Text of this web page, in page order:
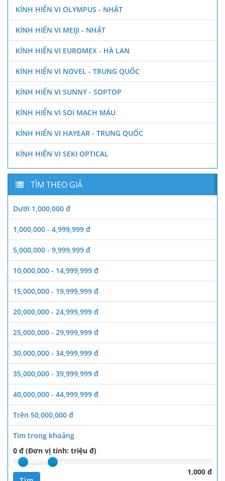
KÍNH HIỂN VI OLYMPUS - NHẬT
KÍNH HIỂN VI MEIJI - NHẬT
KÍNH HIỂN VI EUROMEX - HÀ LAN
KÍNH HIỂN VI NOVEL - TRUNG QUỐC
KÍNH HIỂN VI SUNNY - SOPTOP
KÍNH HIỂN VI SOI MẠCH MÁU
KÍNH HIỂN VI HAYEAR - TRUNG QUỐC
KÍNH HIỂN VI SEKI OPTICAL
TÌM THEO GIÁ
Dưới 1,000,000 đ
1,000,000 - 4,999,999 đ
5,000,000 - 9,999,999 đ
10,000,000 - 14,999,999 đ
15,000,000 - 19,999,999 đ
20,000,000 - 24,999,999 đ
25,000,000 - 29,999,999 đ
30,000,000 - 34,999,999 đ
35,000,000 - 39,999,999 đ
40,000,000 - 44,999,999 đ
Trên 50,000,000 đ
Tìm trong khoảng
0 đ (Đơn vị tính: triệu đ)
1,000 đ